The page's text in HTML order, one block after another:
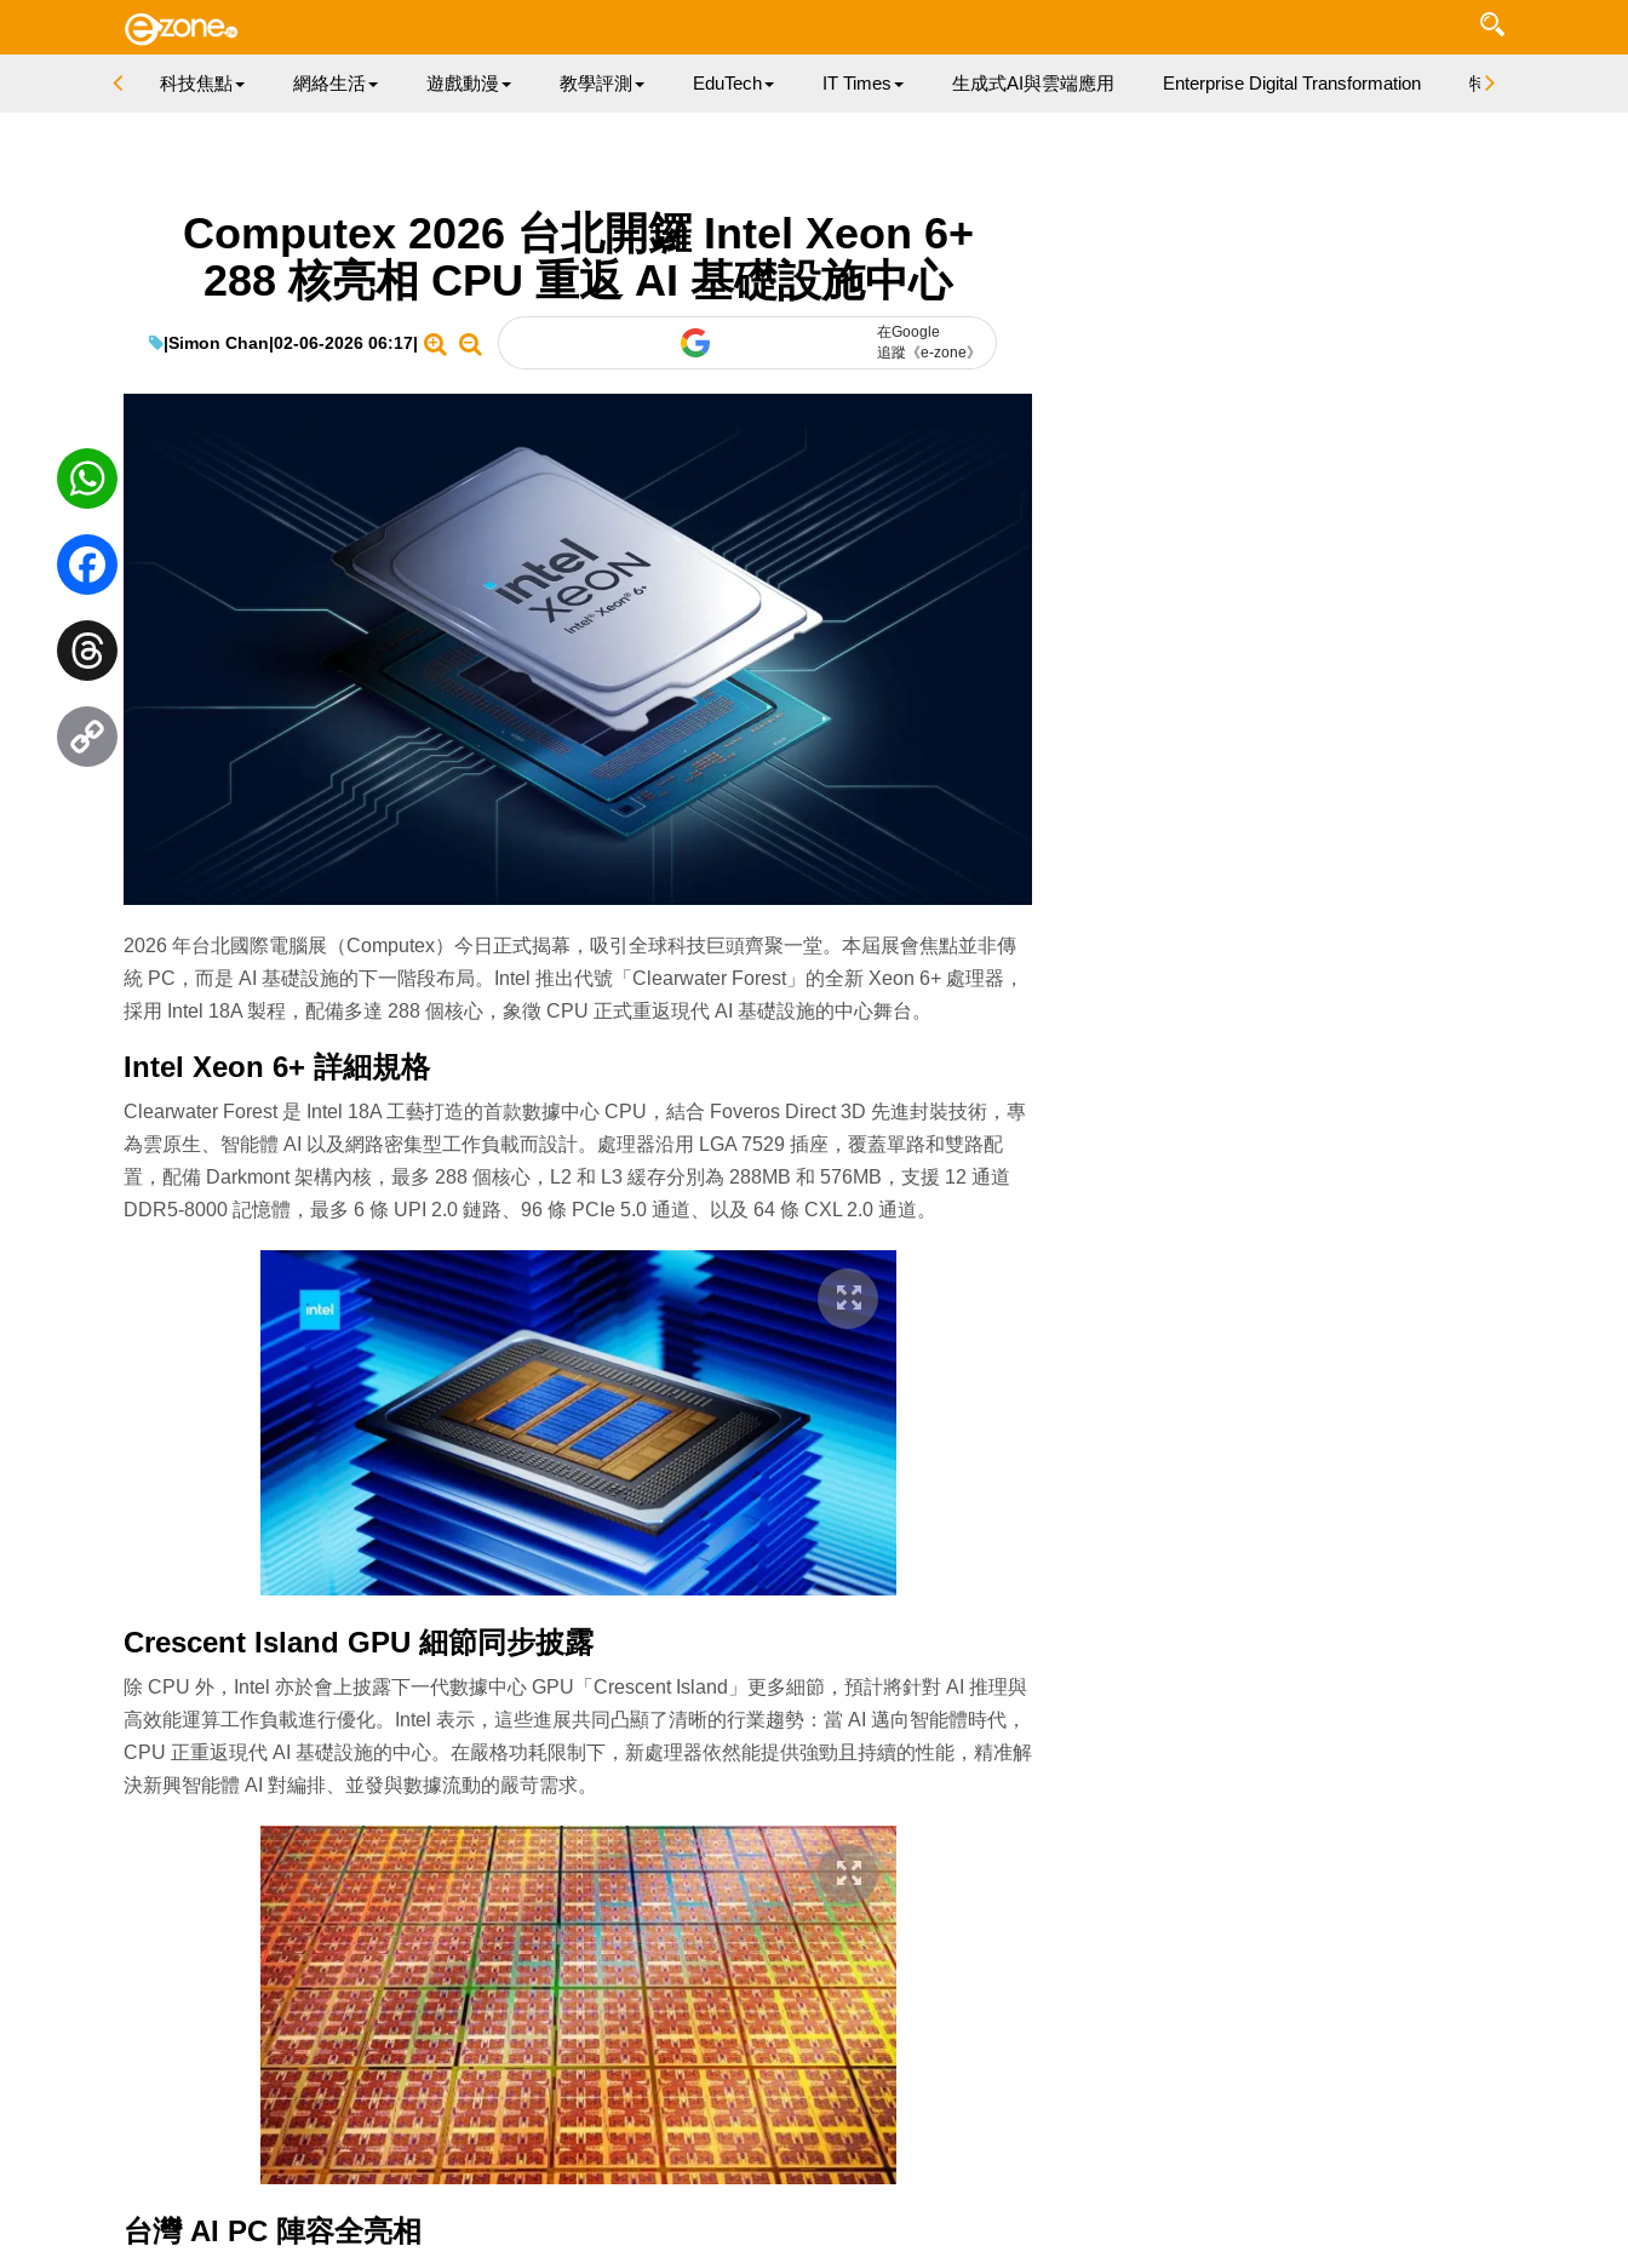
科技焦點 網絡生活 遊戲動漫 教學評測 EduTech IT Times 生成式AI與雲端應用 Enterprise Digital Transformation 特集
Computex 2026 台北開鑼 Intel Xeon 6+
288 核亮相 CPU 重返 AI 基礎設施中心
|Simon Chan|02-06-2026 06:17|
在Google
追蹤《e-zone》
2026 年台北國際電腦展（Computex）今日正式揭幕，吸引全球科技巨頭齊聚一堂。本屆展會焦點並非傳
統 PC，而是 AI 基礎設施的下一階段布局。Intel 推出代號「Clearwater Forest」的全新 Xeon 6+ 處理器，
採用 Intel 18A 製程，配備多達 288 個核心，象徵 CPU 正式重返現代 AI 基礎設施的中心舞台。
Intel Xeon 6+ 詳細規格
Clearwater Forest 是 Intel 18A 工藝打造的首款數據中心 CPU，結合 Foveros Direct 3D 先進封裝技術，專
為雲原生、智能體 AI 以及網路密集型工作負載而設計。處理器沿用 LGA 7529 插座，覆蓋單路和雙路配
置，配備 Darkmont 架構內核，最多 288 個核心，L2 和 L3 緩存分別為 288MB 和 576MB，支援 12 通道
DDR5-8000 記憶體，最多 6 條 UPI 2.0 鏈路、96 條 PCIe 5.0 通道、以及 64 條 CXL 2.0 通道。
Crescent Island GPU 細節同步披露
除 CPU 外，Intel 亦於會上披露下一代數據中心 GPU「Crescent Island」更多細節，預計將針對 AI 推理與
高效能運算工作負載進行優化。Intel 表示，這些進展共同凸顯了清晰的行業趨勢：當 AI 邁向智能體時代，
CPU 正重返現代 AI 基礎設施的中心。在嚴格功耗限制下，新處理器依然能提供強勁且持續的性能，精准解
決新興智能體 AI 對編排、並發與數據流動的嚴苛需求。
台灣 AI PC 陣容全亮相
WhatsApp
Facebook
Threads